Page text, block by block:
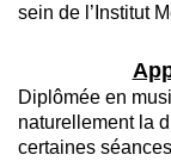
sein de l’Institut
Diplômée en
naturellement la
certaines